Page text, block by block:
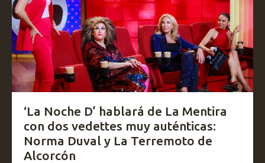
‘La Noche D’ hablará de La Mentira
con dos vedettes muy auténticas:
Norma Duval y La Terremoto de
Alcorcón